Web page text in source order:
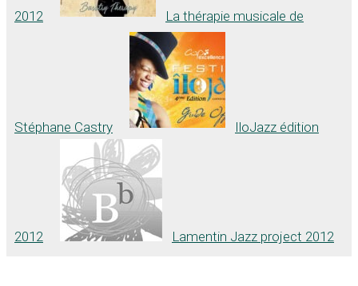
2012 La thérapie musicale de
Stéphane Castry IloJazz édition
2012 Lamentin Jazz project 2012